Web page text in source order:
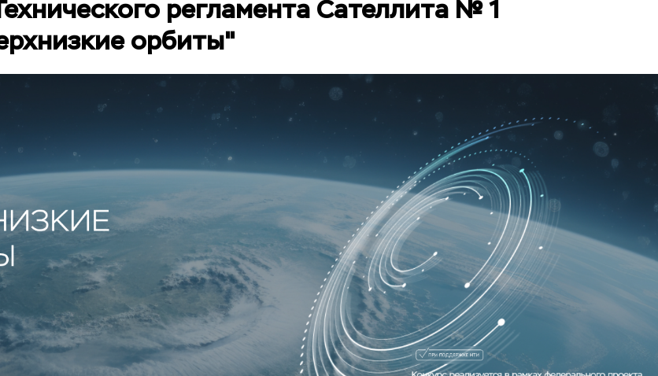
регламента Сателлита № 1
орбиты"